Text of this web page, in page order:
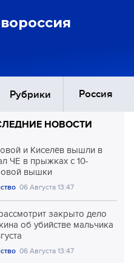
Рубрики Россия
Ближний Восток
Общество
Культура
НОВОСТИ
и Киселёв вышли в
ЧЕ в прыжках с 10-
вышки
06 Августа 13:47
закрыто дело
об убийстве мальчика
06 Августа 13:47